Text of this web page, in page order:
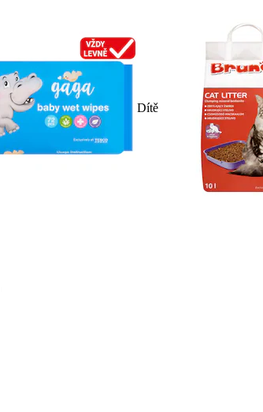
Dítě